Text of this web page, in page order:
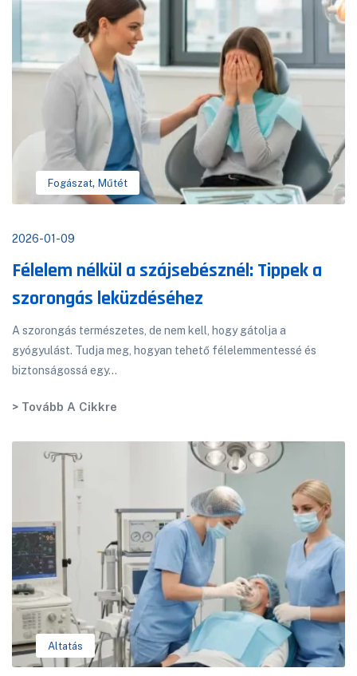
Fogászat, Műtét
2026-01-09
Félelem nélkül a szájsebésznél: Tippek a
szorongás leküzdéséhez
A szorongás természetes, de nem kell, hogy gátolja a
gyógyulást. Tudja meg, hogyan tehető félelemmentessé és
biztonságossá egy...
> Tovább A Cikkre
Altatás